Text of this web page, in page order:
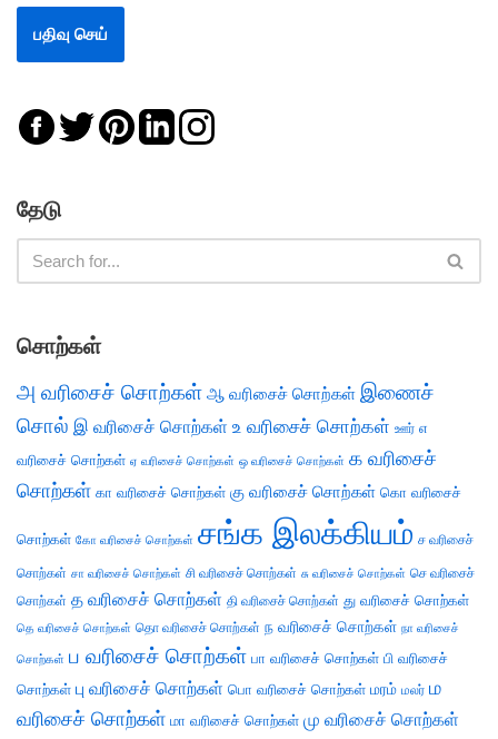
தேடு
சொற்கள்
அ வரிசைச் சொற்கள் ஆ வரிசைச் சொற்கள் இணைச்
சொல் இ வரிசைச் சொற்கள் உ வரிசைச் சொற்கள் ஊர் எ
வரிசைச் சொற்கள் ஏ வரிசைச் சொற்கள் ஒ வரிசைச் சொற்கள் க வரிசைச்
சொற்கள் கா வரிசைச் சொற்கள் கு வரிசைச் சொற்கள் கொ வரிசைச்
சொற்கள் கோ வரிசைச் சொற்கள் சங்க இலக்கியம் ச வரிசைச்
சொற்கள் சா வரிசைச் சொற்கள் சி வரிசைச் சொற்கள் சு வரிசைச் சொற்கள் செ வரிசைச்
சொற்கள் த வரிசைச் சொற்கள் தி வரிசைச் சொற்கள் து வரிசைச் சொற்கள்
தெ வரிசைச் சொற்கள் தொ வரிசைச் சொற்கள் ந வரிசைச் சொற்கள் நா வரிசைச்
சொற்கள் ப வரிசைச் சொற்கள் பா வரிசைச் சொற்கள் பி வரிசைச்
சொற்கள் பு வரிசைச் சொற்கள் பொ வரிசைச் சொற்கள் மரம் மலர் ம
வரிசைச் சொற்கள் மா வரிசைச் சொற்கள் மு வரிசைச் சொற்கள்